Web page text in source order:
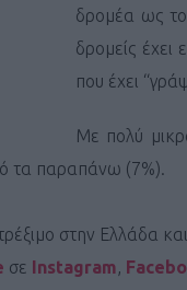
δρομέα ως το
δρομείς
που έχει
Με πολύ
τα παραπάνω (7%).
στην Ελλάδα
σε Instagram,